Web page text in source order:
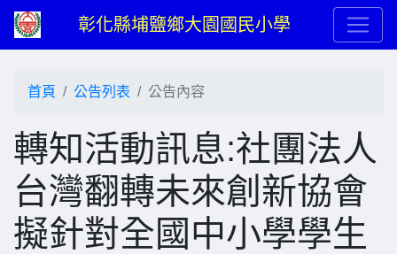
彰化縣埔鹽鄉大園國民小學
首頁 公告列表 公告內容
轉知活動訊息:社團法人
台灣翻轉未來創新協會
擬針對全國中小學學生